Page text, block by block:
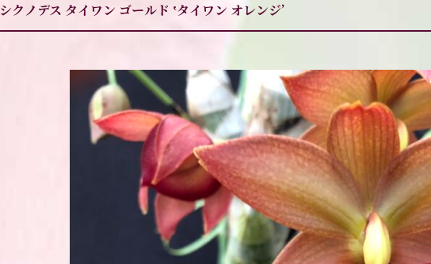
シクノデス タイワン ゴールド ‛タイワン オレンジ’